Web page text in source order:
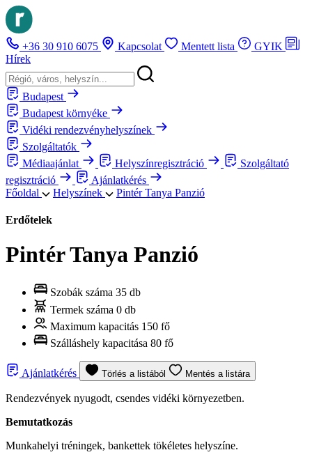
+36 30 910 6075 Kapcsolat Mentett lista
GYIK
Hírek
Budapest
Budapest környéke
Vidéki rendezvényhelyszínek
Szolgáltatók
Médiaajánlat
Helyszínregisztráció
Szolgáltató
regisztráció
Ajánlatkérés
Főoldal
Helyszínek Pintér Tanya Panzió
Erdőtelek
Pintér Tanya Panzió
Szobák száma 35 db
Termek száma 0 db
Maximum kapacitás 150 fő
Szálláshely kapacitása 80 fő
Ajánlatkérés Törlés a listából Mentés a listára
Rendezvények nyugodt, csendes vidéki környezetben.
Bemutatkozás
Munkahelyi tréningek, bankettek tökéletes helyszíne.